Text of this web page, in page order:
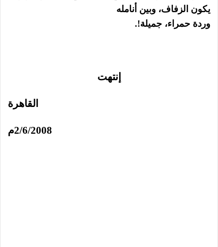
يكون الزفاف، وبين أنامله
وردة حمراء، جميلة!.
إنتهت
القاهرة
2/6/2008م